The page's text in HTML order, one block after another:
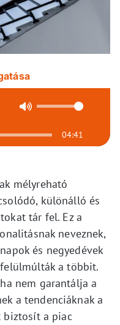
04:41
mélyreható
különálló és
tár fel. Ez a
neveznek,
és negyedévek
a többit.
nem garantálja a
a tendenciáknak a
biztosít a piac